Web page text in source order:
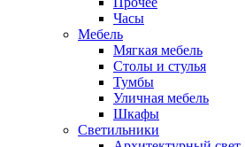
Часы
Мебель
Мягкая мебель
Столы и стулья
Тумбы
Уличная мебель
Шкафы
Светильники